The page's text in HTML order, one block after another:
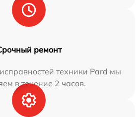
ремонт
техники Pard мы
в течение 2 часов.